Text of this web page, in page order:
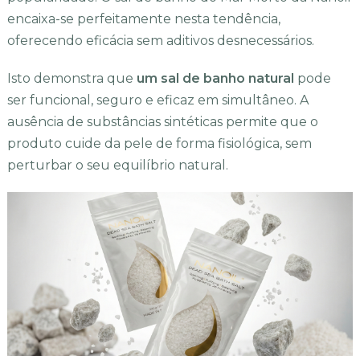
encaixa-se perfeitamente nesta tendência,
oferecendo eficácia sem aditivos desnecessários.
Isto demonstra que um sal de banho natural pode
ser funcional, seguro e eficaz em simultâneo. A
ausência de substâncias sintéticas permite que o
produto cuide da pele de forma fisiológica, sem
perturbar o seu equilíbrio natural.